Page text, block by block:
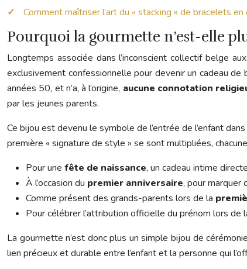
Comment maîtriser l’art du « stacking » de bracelets
Pourquoi la gourmette n’est-elle
Longtemps associée dans l’inconscient collectif belge
exclusivement confessionnelle pour devenir un cadeau
années 50, et n’a, à l’origine, aucune connotation
par les jeunes parents.
Ce bijou est devenu le symbole de l’entrée de l’enfant
première « signature de style » se sont multipliées,
Pour une fête de naissance, un cadeau intime
À l’occasion du premier anniversaire, pour marquer
Comme présent des grands-parents lors de la
Pour célébrer l’attribution officielle du prénom lors de
La gourmette n’est donc plus un simple bijou de
lien précieux et durable entre l’enfant et la personne qui